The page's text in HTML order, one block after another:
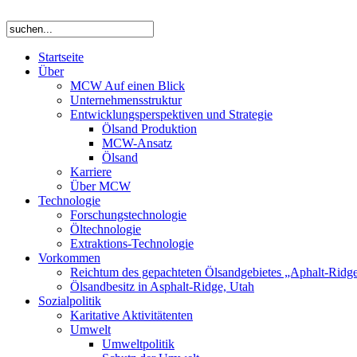
Startseite
Über
MCW Auf einen Blick
Unternehmensstruktur
Entwicklungsperspektiven und Strategie
Ölsand Produktion
MCW-Ansatz
Ölsand
Karriere
Über MCW
Technologie
Forschungstechnologie
Öltechnologie
Extraktions-Technologie
Vorkommen
Reichtum des gepachteten Ölsandgebietes „Aphalt-
Ölsandbesitz in Asphalt-Ridge, Utah
Sozialpolitik
Karitative Aktivitätenten
Umwelt
Umweltpolitik